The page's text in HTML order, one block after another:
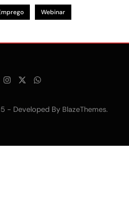
Webinar
- Developed By BlazeThemes.